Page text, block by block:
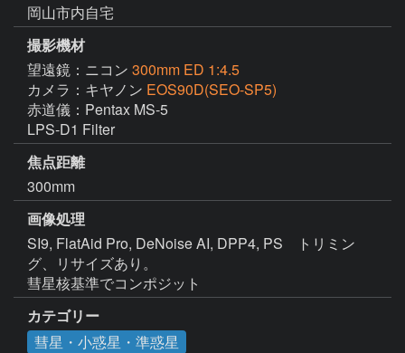
岡山市内自宅
撮影機材
望遠鏡：ニコン 300mm ED 1:4.5
カメラ：キヤノン EOS90D(SEO-SP5)
赤道儀：Pentax MS-5
LPS-D1 Filter
焦点距離
300mm
画像処理
SI9, FlatAid Pro, DeNoise AI, DPP4, PS　トリミン
グ、リサイズあり。
彗星核基準でコンポジット
カテゴリー
彗星・小惑星・準惑星